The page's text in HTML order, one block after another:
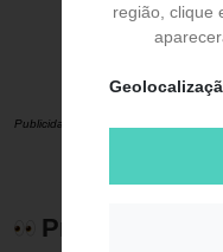
região, clique
Publicidade
Produtos